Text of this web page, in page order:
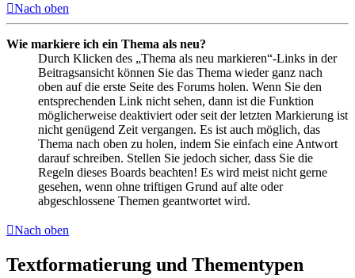
Nach oben
Wie markiere ich ein Thema als neu?
Durch Klicken des „Thema als neu markieren“-Links in der
Beitragsansicht können Sie das Thema wieder ganz nach
oben auf die erste Seite des Forums holen. Wenn Sie den
entsprechenden Link nicht sehen, dann ist die Funktion
möglicherweise deaktiviert oder seit der letzten Markierung ist
nicht genügend Zeit vergangen. Es ist auch möglich, das
Thema nach oben zu holen, indem Sie einfach eine Antwort
darauf schreiben. Stellen Sie jedoch sicher, dass Sie die
Regeln dieses Boards beachten! Es wird meist nicht gerne
gesehen, wenn ohne triftigen Grund auf alte oder
abgeschlossene Themen geantwortet wird.
Nach oben
Textformatierung und Thementypen